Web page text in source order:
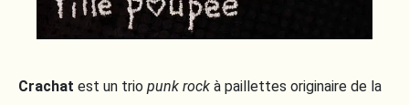
Crachat est un trio punk rock à paillettes originaire de la